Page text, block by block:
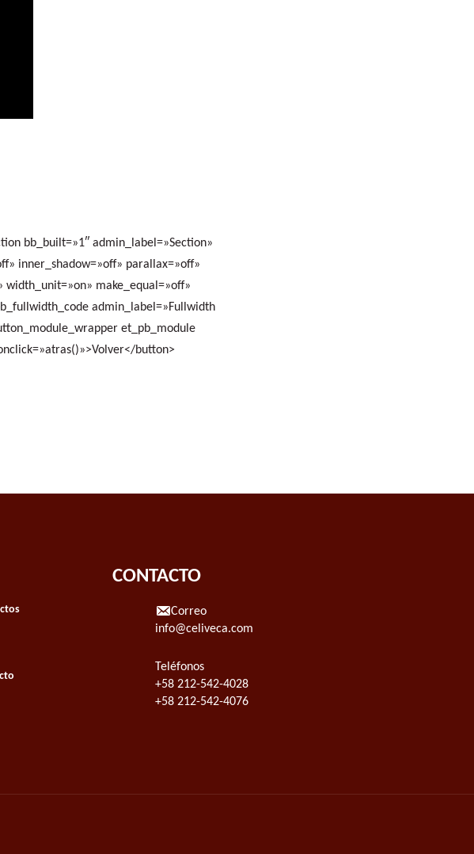
bb_built=»1″ admin_label=»Section»
inner_shadow=»off» parallax=»off»
make_equal=»off»
admin_label=»Fullwidth
et_pb_module
button>
CONTACTO
Correo
info@celiveca.com
Teléfonos
+58 212-542-4028
+58 212-542-4076